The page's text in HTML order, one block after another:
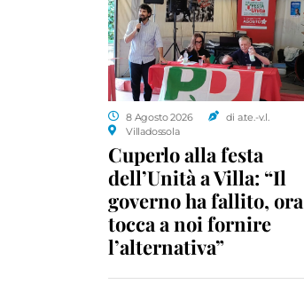
8 Agosto 2026
di a.te.-v.l.
Villadossola
Cuperlo alla festa
dell’Unità a Villa: “Il
governo ha fallito, ora
tocca a noi fornire
l’alternativa”